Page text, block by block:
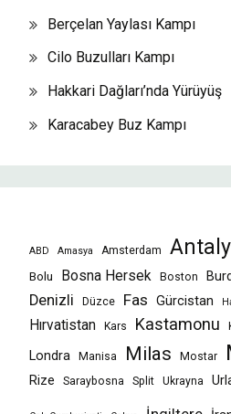
Berçelan Yaylası Kampı
Cilo Buzulları Kampı
Hakkari Dağları’nda Yürüyüş
Karacabey Buz Kampı
ABD Amasya Amsterdam
Bolu Bosna Hersek Boston
Denizli Düzce Fas Gürcistan
Hırvatistan
Kars Kastamonu
Londra
Manisa Milas Mostar
Rize Saraybosna Split Ukrayna